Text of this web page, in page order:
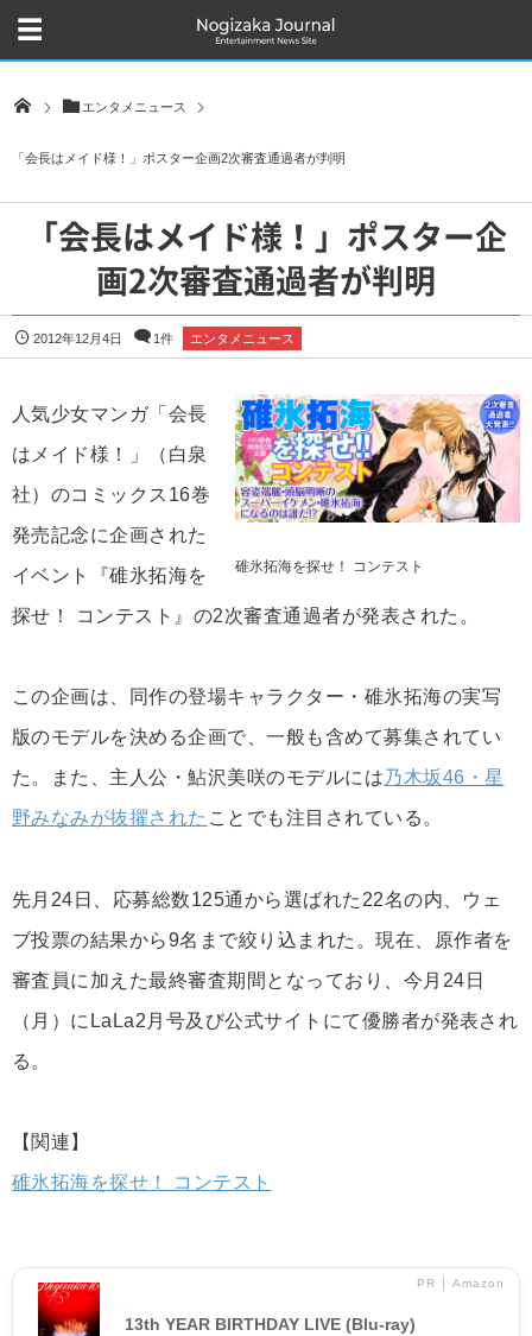
エンタメニュース
「会長はメイド様！」ポスター企画2次審査通過者が判明
「会長はメイド様！」ポスター企
画2次審査通過者が判明
2012年12月4日 1件 エンタメニュース
碓氷拓海を探せ！ コンテスト
人気少女マンガ「会長
はメイド様！」（白泉
社）のコミックス16巻
発売記念に企画された
イベント『碓氷拓海を
探せ！ コンテスト』の2次審査通過者が発表された。
この企画は、同作の登場キャラクター・碓氷拓海の実写
版のモデルを決める企画で、一般も含めて募集されてい
た。また、主人公・鮎沢美咲のモデルには乃木坂46・星
野みなみが抜擢された ことでも注目されている。
先月24日、応募総数125通から選ばれた22名の内、ウェ
ブ投票の結果から9名まで絞り込まれた。現在、原作者を
審査員に加えた最終審査期間となっており、今月24日
（月）にLaLa2月号及び公式サイトにて優勝者が発表され
る。
【関連】
碓氷拓海を探せ！ コンテスト
PR │ Amazon
13th YEAR BIRTHDAY LIVE (Blu-ray)